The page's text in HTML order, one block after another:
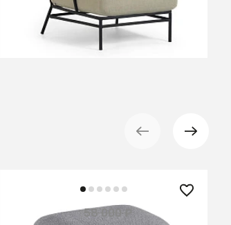
В КОРЗИНУ
52 200 ₽ 58 000 ₽ — 10%